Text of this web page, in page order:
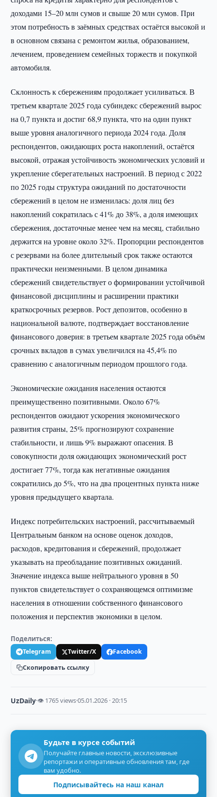
доходами 15–20 млн сумов и свыше 20 млн сумов. При
этом потребность в заёмных средствах остаётся высокой и
в основном связана с ремонтом жилья, образованием,
лечением, проведением семейных торжеств и покупкой
автомобиля.
Склонность к сбережениям продолжает усиливаться. В
третьем квартале 2025 года субиндекс сбережений вырос
на 0,7 пункта и достиг 68,9 пункта, что на один пункт
выше уровня аналогичного периода 2024 года. Доля
респондентов, ожидающих роста накоплений, остаётся
высокой, отражая устойчивость экономических условий и
укрепление сберегательных настроений. В период с 2022
по 2025 годы структура ожиданий по достаточности
сбережений в целом не изменилась: доля лиц без
накоплений сократилась с 41% до 38%, а доля имеющих
сбережения, достаточные менее чем на месяц, стабильно
держится на уровне около 32%. Пропорции респондентов
с резервами на более длительный срок также остаются
практически неизменными. В целом динамика
сбережений свидетельствует о формировании устойчивой
финансовой дисциплины и расширении практики
краткосрочных резервов. Рост депозитов, особенно в
национальной валюте, подтверждает восстановление
финансового доверия: в третьем квартале 2025 года объём
срочных вкладов в сумах увеличился на 45,4% по
сравнению с аналогичным периодом прошлого года.
Экономические ожидания населения остаются
преимущественно позитивными. Около 67%
респондентов ожидают ускорения экономического
развития страны, 25% прогнозируют сохранение
стабильности, и лишь 9% выражают опасения. В
совокупности доля ожидающих экономический рост
достигает 77%, тогда как негативные ожидания
сократились до 5%, что на два процентных пункта ниже
уровня предыдущего квартала.
Индекс потребительских настроений, рассчитываемый
Центральным банком на основе оценок доходов,
расходов, кредитования и сбережений, продолжает
указывать на преобладание позитивных ожиданий.
Значение индекса выше нейтрального уровня в 50
пунктов свидетельствует о сохраняющемся оптимизме
населения в отношении собственного финансового
положения и перспектив экономики в целом.
Поделиться:
Telegram Twitter/X
Facebook
Скопировать ссылку
UzDaily·👁 1765 views·05.01.2026 · 20:15
Будьте в курсе событий
Получайте главные новости, эксклюзивные
репортажи и оперативные обновления там, где
вам удобно.
Подписывайтесь на наш канал